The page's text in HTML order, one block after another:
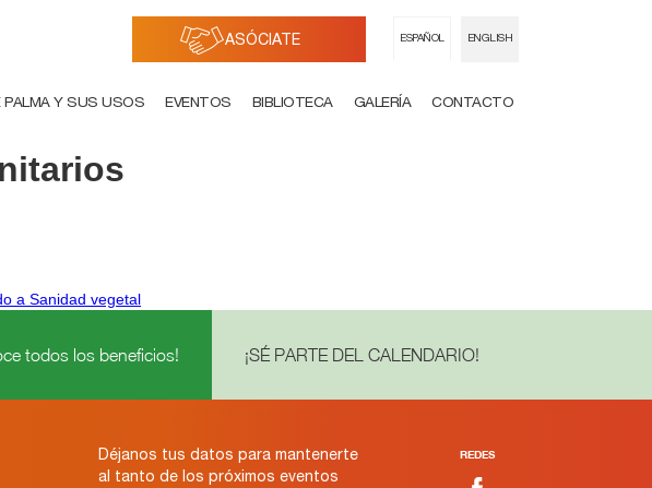
ESPAÑOL ENGLISH
ASÓCIATE
PALMA Y SUS USOS EVENTOS BIBLIOTECA GALERÍA CONTACTO
a Sanidad vegetal
todos los beneficios! ¡SÉ PARTE DEL CALENDARIO!
Déjanos tus datos para mantenerte
al tanto de los próximos eventos
REDES